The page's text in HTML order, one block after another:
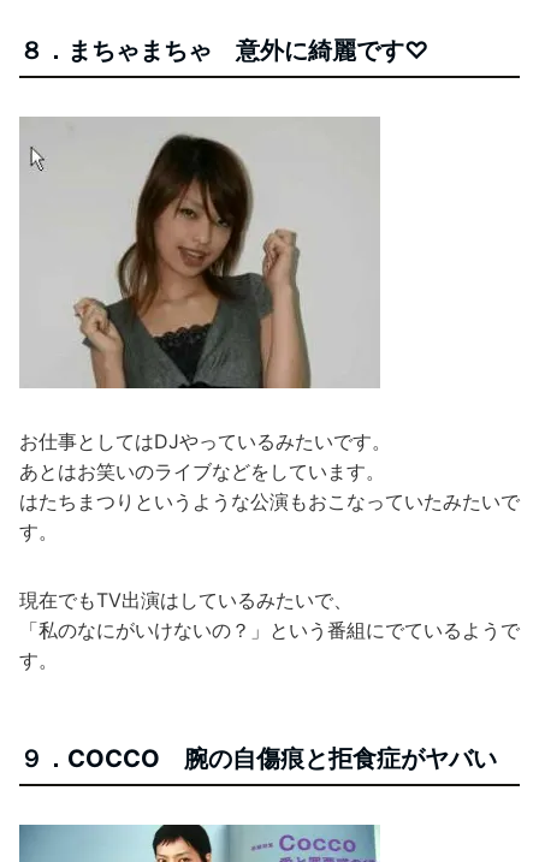
８．まちゃまちゃ 意外に綺麗です♡
お仕事としてはDJやっているみたいです。
あとはお笑いのライブなどをしています。
はたちまつりというような公演もおこなっていたみたいで
す。
現在でもTV出演はしているみたいで、
「私のなにがいけないの？」という番組にでているようで
す。
９．COCCO 腕の自傷痕と拒食症がヤバい